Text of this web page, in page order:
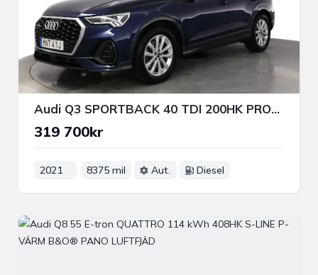
Audi Q3 SPORTBACK 40 TDI 200HK PROLINE DRAG 360° NAVI COCKPIT
319 700kr
2021 8375 mil Aut. Diesel